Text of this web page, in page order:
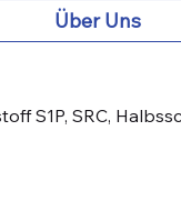
Über Uns
S1P, SRC,